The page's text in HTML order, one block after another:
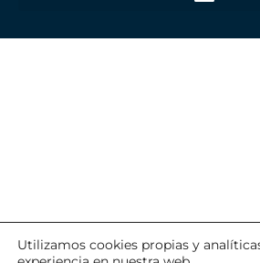
Utilizamos cookies propias y